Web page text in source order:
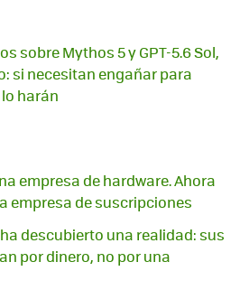
sobre Mythos 5 y GPT-5.6 Sol,
si necesitan engañar para
harán
empresa de hardware. Ahora
empresa de suscripciones
ha descubierto una realidad: sus
por dinero, no por una